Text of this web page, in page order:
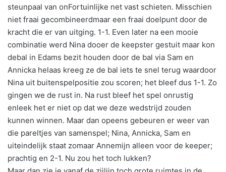
steunpaal van onFortuinlijke net vast schieten. Misschien
niet fraai gecombineerdmaar een fraai doelpunt door de
kracht die er van uitging. 1-1. Even later na een mooie
combinatie werd Nina dooer de keepster gestuit maar kon
debal in Edams bezit houden door de bal via Sam en
Annicka helaas kreeg ze de bal iets te snel terug waardoor
Nina uit buitenspelpositie zou scoren; het bleef dus 1-1. Zo
gingen we de rust in. Na rust bleef het spel onrustig
enleek het er niet op dat we deze wedstrijd zouden
kunnen winnen. Maar dan opeens gebeuren er weer van
die pareltjes van samenspel; Nina, Annicka, Sam en
uiteindelijk staat zomaar Annemijn alleen voor de keeper;
prachtig en 2-1. Nu zou het toch lukken?